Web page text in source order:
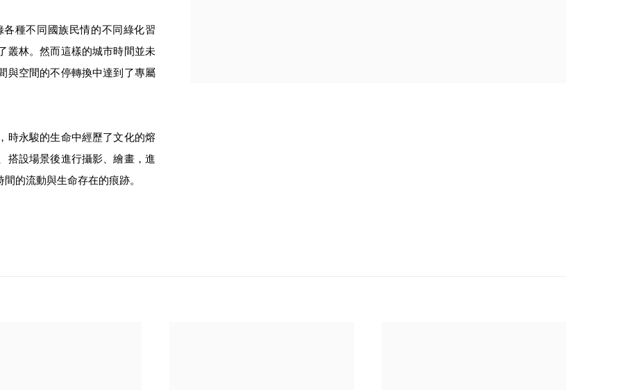
種不同國族民情的不同綠化習
叢林。然而這樣的城市時間並未
與空間的不停轉換中達到了專屬
時永駿的生命中經歷了文化的熔
搭設場景後進行攝影、繪畫，進
的流動與生命存在的痕跡。